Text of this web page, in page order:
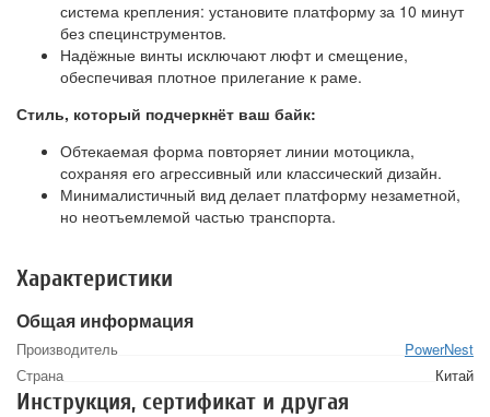
система крепления: установите платформу за 10 минут
без специнструментов.
Надёжные винты исключают люфт и смещение,
обеспечивая плотное прилегание к раме.
Стиль, который подчеркнёт ваш байк:
Обтекаемая форма повторяет линии мотоцикла,
сохраняя его агрессивный или классический дизайн.
Минималистичный вид делает платформу незаметной,
но неотъемлемой частью транспорта.
Характеристики
Общая информация
Производитель
PowerNest
Страна
Китай
Инструкция, сертификат и другая